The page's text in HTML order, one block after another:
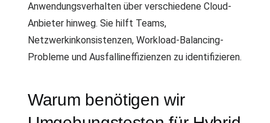
Anwendungsverhalten über verschiedene Cloud-
Anbieter hinweg. Sie hilft Teams,
Netzwerkinkonsistenzen, Workload-Balancing-
Probleme und Ausfallineffizienzen zu identifizieren.
Warum benötigen wir